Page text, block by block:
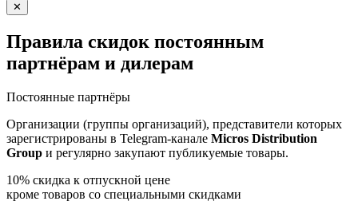
✕
Правила скидок постоянным
партнёрам и дилерам
Постоянные партнёры
Организации (группы организаций), представители которых
зарегистрированы в Telegram-канале Micros Distribution
Group и регулярно закупают публикуемые товары.
10% скидка к отпускной цене
кроме товаров со специальными скидками